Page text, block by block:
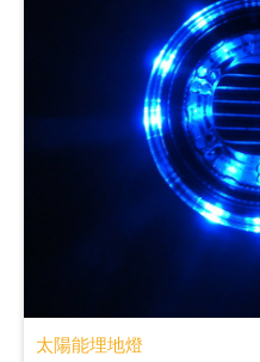
太陽能埋地燈